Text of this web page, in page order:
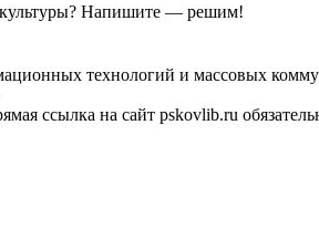
Напишите — решим!
технологий и массовых
ссылка на сайт pskovlib.ru